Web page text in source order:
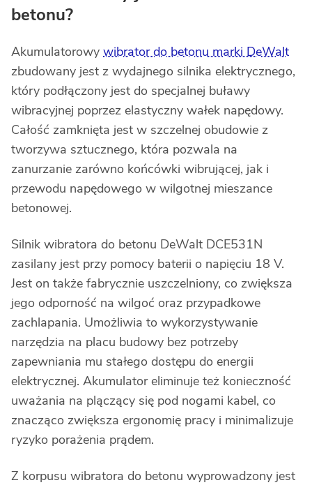
betonu?
Akumulatorowy wibrator do betonu marki DeWalt
zbudowany jest z wydajnego silnika elektrycznego,
który podłączony jest do specjalnej buławy
wibracyjnej poprzez elastyczny wałek napędowy.
Całość zamknięta jest w szczelnej obudowie z
tworzywa sztucznego, która pozwala na
zanurzanie zarówno końcówki wibrującej, jak i
przewodu napędowego w wilgotnej mieszance
betonowej.
Silnik wibratora do betonu DeWalt DCE531N
zasilany jest przy pomocy baterii o napięciu 18 V.
Jest on także fabrycznie uszczelniony, co zwiększa
jego odporność na wilgoć oraz przypadkowe
zachlapania. Umożliwia to wykorzystywanie
narzędzia na placu budowy bez potrzeby
zapewniania mu stałego dostępu do energii
elektrycznej. Akumulator eliminuje też konieczność
uważania na plączący się pod nogami kabel, co
znacząco zwiększa ergonomię pracy i minimalizuje
ryzyko porażenia prądem.
Z korpusu wibratora do betonu wyprowadzony jest